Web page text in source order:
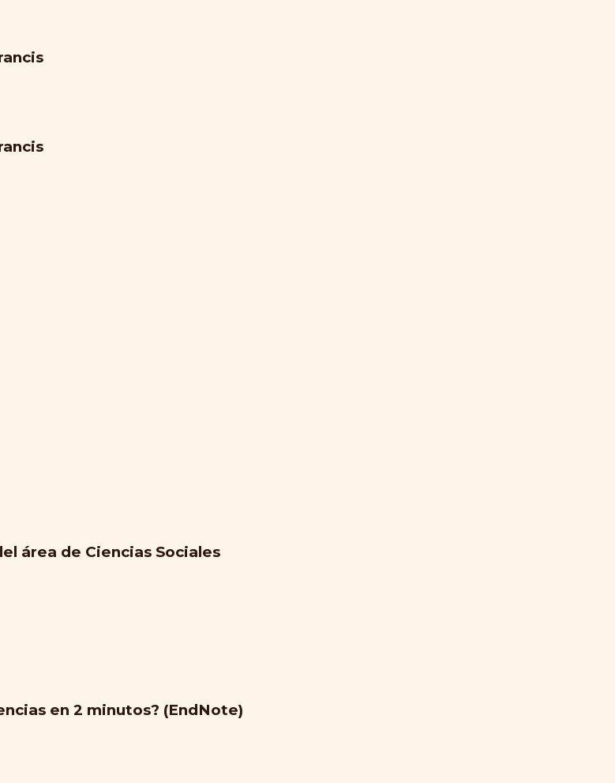
área de Ciencias Sociales
en 2 minutos? (EndNote)